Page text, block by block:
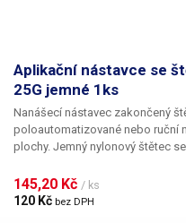
Aplikační nástavce se
25G jemné 1ks
Nanášecí nástavec zakončený
poloautomatizované nebo ruční
plochy. Jemný nylonový štětec
Nabízíme nástavce se dvěma
hustší kapaliny je vhodnější
jsou všechny dispenzní
145,20 Kč / ks
120 Kč bez DPH